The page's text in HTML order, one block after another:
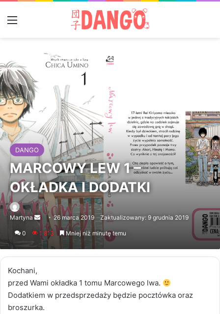
DANGO
MARCOWY LEW 1 –
OKŁADKA I DODATKI
Martyna
Send
an
email
26 marca 2019 Zaktualizowany: 9 grudnia 2019
0 1 813 Mniej niż minutę temu
Kochani,
przed Wami okładka 1 tomu Marcowego lwa.
Dodatkiem w przedsprzedaży będzie pocztówka oraz
broszurka.